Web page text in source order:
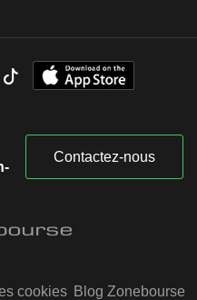
Contactez-nous
cookies Blog Zonebourse